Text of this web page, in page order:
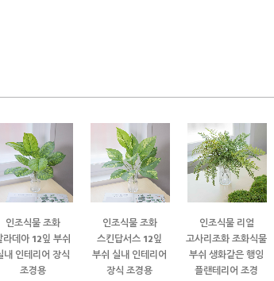
인조식물 조화
라데아 12잎 부쉬
내 인테리어 장식
조경용
인조식물 조화
스킨답서스 12잎
부쉬 실내 인테리어
장식 조경용
인조식물 리얼
고사리조화 조화식물
부쉬 생화같은 행잉
플랜테리어 조경